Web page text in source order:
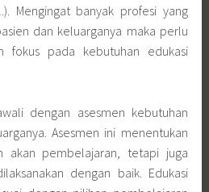
Mengingat banyak profesi yang
dan keluarganya maka perlu
fokus pada kebutuhan edukasi
dengan asesmen kebutuhan
Asesmen ini menentukan
akan pembelajaran, tetapi juga
dengan baik. Edukasi